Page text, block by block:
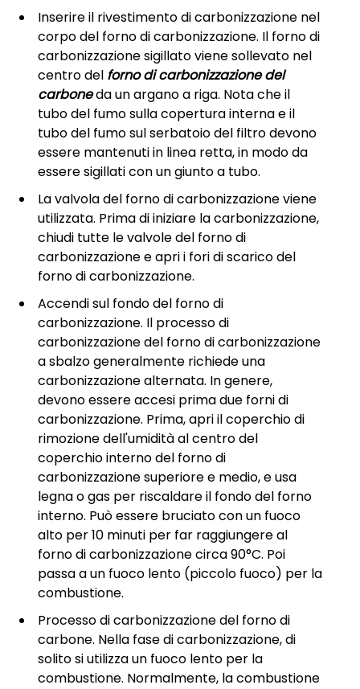
Inserire il rivestimento di carbonizzazione nel
corpo del forno di carbonizzazione. Il forno di
carbonizzazione sigillato viene sollevato nel
centro del forno di carbonizzazione del
carboneda un argano a riga. Nota che il
tubo del fumo sulla copertura interna e il
tubo del fumo sul serbatoio del filtro devono
essere mantenuti in linea retta, in modo da
essere sigillati con un giunto a tubo.
La valvola del forno di carbonizzazione viene
utilizzata. Prima di iniziare la carbonizzazione,
chiudi tutte le valvole del forno di
carbonizzazione e apri i fori di scarico del
forno di carbonizzazione.
Accendi sul fondo del forno di
carbonizzazione. Il processo di
carbonizzazione del forno di carbonizzazione
a sbalzo generalmente richiede una
carbonizzazione alternata. In genere,
devono essere accesi prima due forni di
carbonizzazione. Prima, apri il coperchio di
rimozione dell'umidità al centro del
coperchio interno del forno di
carbonizzazione superiore e medio, e usa
legna o gas per riscaldare il fondo del forno
interno. Può essere bruciato con un fuoco
alto per 10 minuti per far raggiungere al
forno di carbonizzazione circa 90°C. Poi
passa a un fuoco lento (piccolo fuoco) per la
combustione.
Processo di carbonizzazione del forno di
carbone. Nella fase di carbonizzazione, di
solito si utilizza un fuoco lento per la
combustione. Normalmente, la combustione